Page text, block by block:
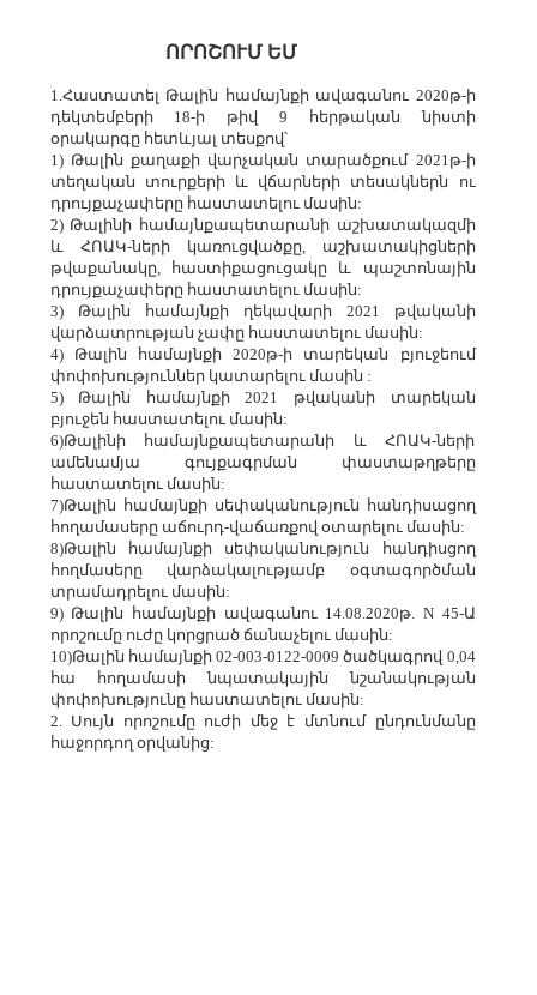
ՈՐՈՇՈՒՄ ԵՄ
1.Հաստատել Թալին համայնքի ավագանու 2020թ-ի
դեկտեմբերի 18-ի թիվ 9 հերթական նիստի
օրակարգը հետևյալ տեսքով՝
1) Թալին քաղաքի վարչական տարածքում 2021թ-ի
տեղական տուրքերի և վճարների տեսակներն ու
դրույքաչափերը հաստատելու մասին:
2) Թալինի համայնքապետարանի աշխատակազմի
և ՀՈԱԿ-ների կառուցվածքը, աշխատակիցների
թվաքանակը, հաստիքացուցակը և պաշտոնային
դրույքաչափերը հաստատելու մասին:
3) Թալին համայնքի ղեկավարի 2021 թվականի
վարձատրության չափը հաստատելու մասին:
4) Թալին համայնքի 2020թ-ի տարեկան բյուջեում
փոփոխություններ կատարելու մասին :
5) Թալին համայնքի 2021 թվականի տարեկան
բյուջեն հաստատելու մասին:
6)Թալինի համայնքապետարանի և ՀՈԱԿ-ների
ամենամյա գույքագրման փաստաթղթերը
հաստատելու մասին:
7)Թալին համայնքի սեփականություն հանդիսացող
հողամասերը աճուրդ-վաճառքով օտարելու մասին:
8)Թալին համայնքի սեփականություն հանդիսցող
հողմասերը վարձակալությամբ օգտագործման
տրամադրելու մասին:
9) Թալին համայնքի ավագանու 14.08.2020թ. N 45-Ա
որոշումը ուժը կորցրած ճանաչելու մասին:
10)Թալին համայնքի 02-003-0122-0009 ծածկագրով 0,04
հա հողամասի նպատակային նշանակության
փոփոխությունը հաստատելու մասին:
2. Սույն որոշումը ուժի մեջ է մտնում ընդունմանը
հաջորդող օրվանից: